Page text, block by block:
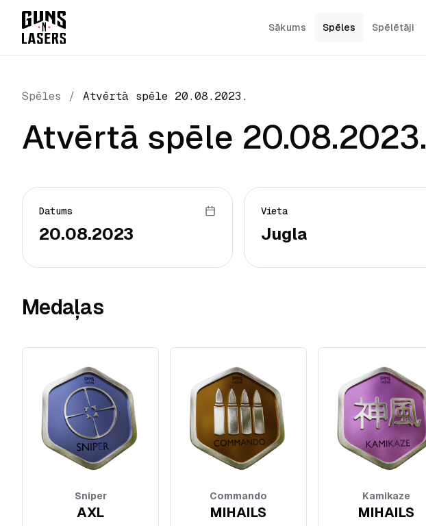
Sākums Spēles Spēlētāji
Spēles / Atvērtā spēle 20.08.2023.
Atvērtā spēle 20.08.2023.
Datums
20.08.2023
Vieta
Jugla
Medaļas
Sniper
AXL
Commando
MIHAILS
Kamikaze
MIHAILS